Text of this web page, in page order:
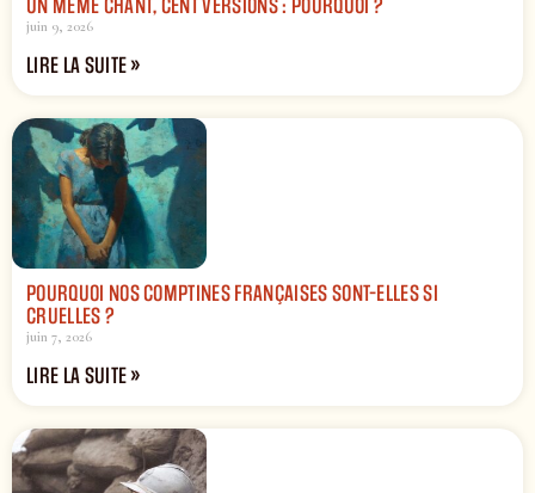
UN MÊME CHANT, CENT VERSIONS : POURQUOI ?
juin 9, 2026
LIRE LA SUITE »
POURQUOI NOS COMPTINES FRANÇAISES SONT-ELLES SI
CRUELLES ?
juin 7, 2026
LIRE LA SUITE »